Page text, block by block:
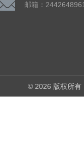
邮箱：
© 2026 版权所